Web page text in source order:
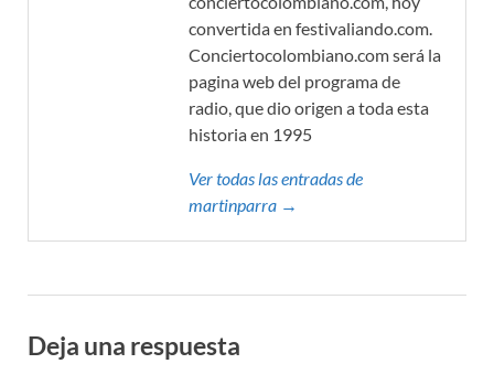
convertida en festivaliando.com.
Conciertocolombiano.com será la
pagina web del programa de
radio, que dio origen a toda esta
historia en 1995
Ver todas las entradas de
martinparra →
Deja una respuesta